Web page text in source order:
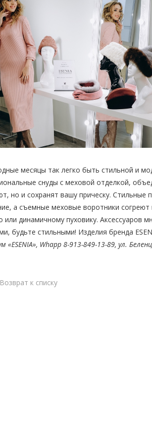
месяцы так легко быть стильной и
снуды с меховой отделкой,
но и сохранят вашу прическу. Стильные
а съемные меховые воротники
или динамичному пуховику. Аксессуаров
будьте стильными! Изделия бренда
«ESENIA», Whapp 8-913-849-13-89, ул.
Возврат к списку